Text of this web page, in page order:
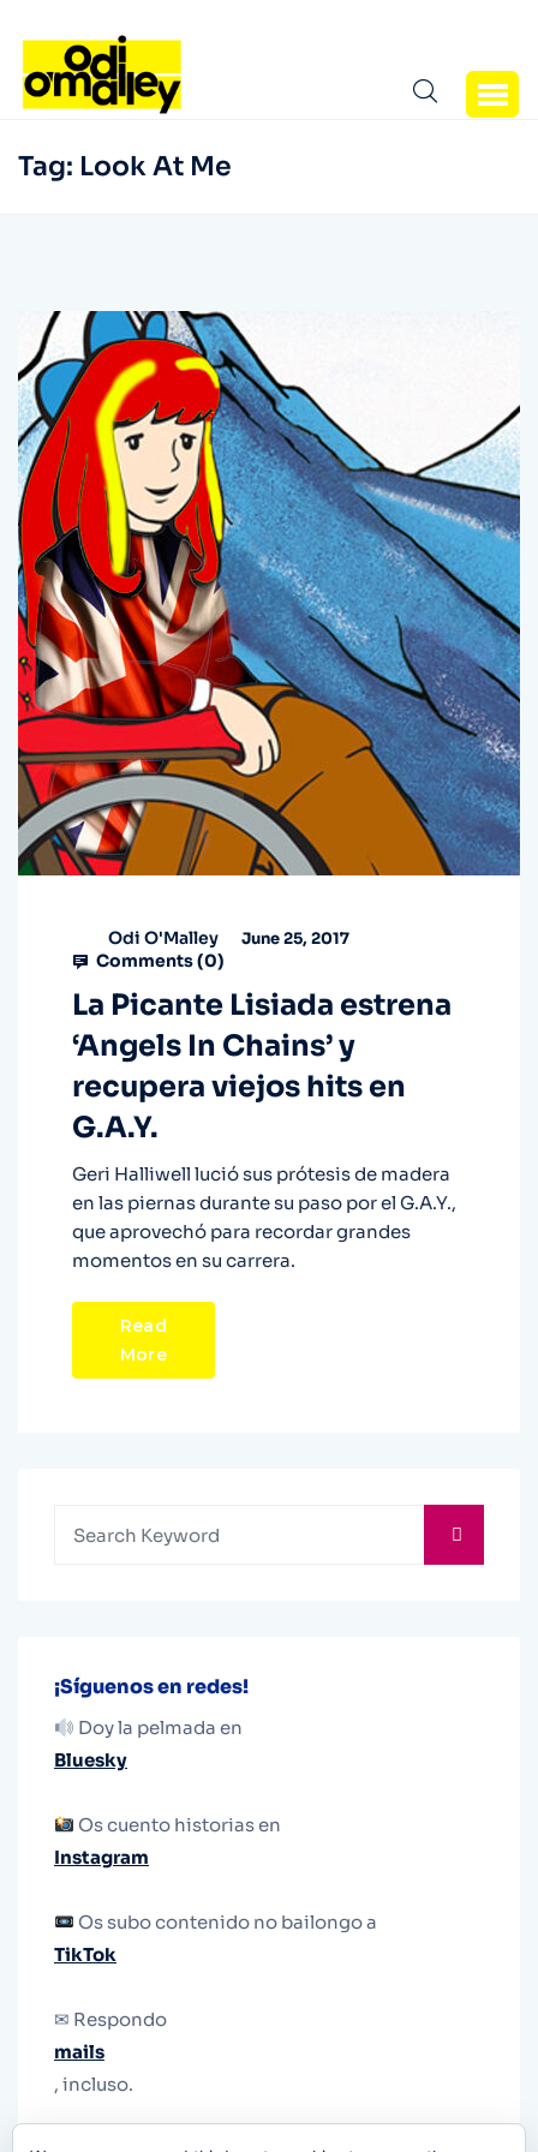
Tag: Look At Me
Odi O'Malley June 25, 2017
Comments (0)
La Picante Lisiada estrena
‘Angels In Chains’ y
recupera viejos hits en
G.A.Y.
Geri Halliwell lució sus prótesis de madera
en las piernas durante su paso por el G.A.Y.,
que aprovechó para recordar grandes
momentos en su carrera.
Read
More
¡Síguenos en redes!
Doy la pelmada en
Bluesky
Os cuento historias en
Instagram
Os subo contenido no bailongo a
TikTok
✉ Respondo
mails
, incluso.